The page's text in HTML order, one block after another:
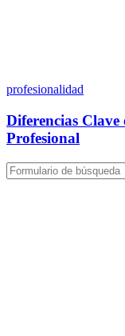
profesionalidad
Diferencias
Profesional